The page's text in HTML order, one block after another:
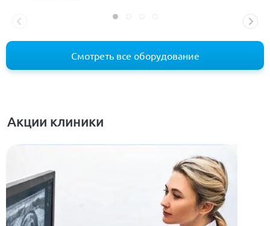
Смотреть все оборудование
Акции клиники